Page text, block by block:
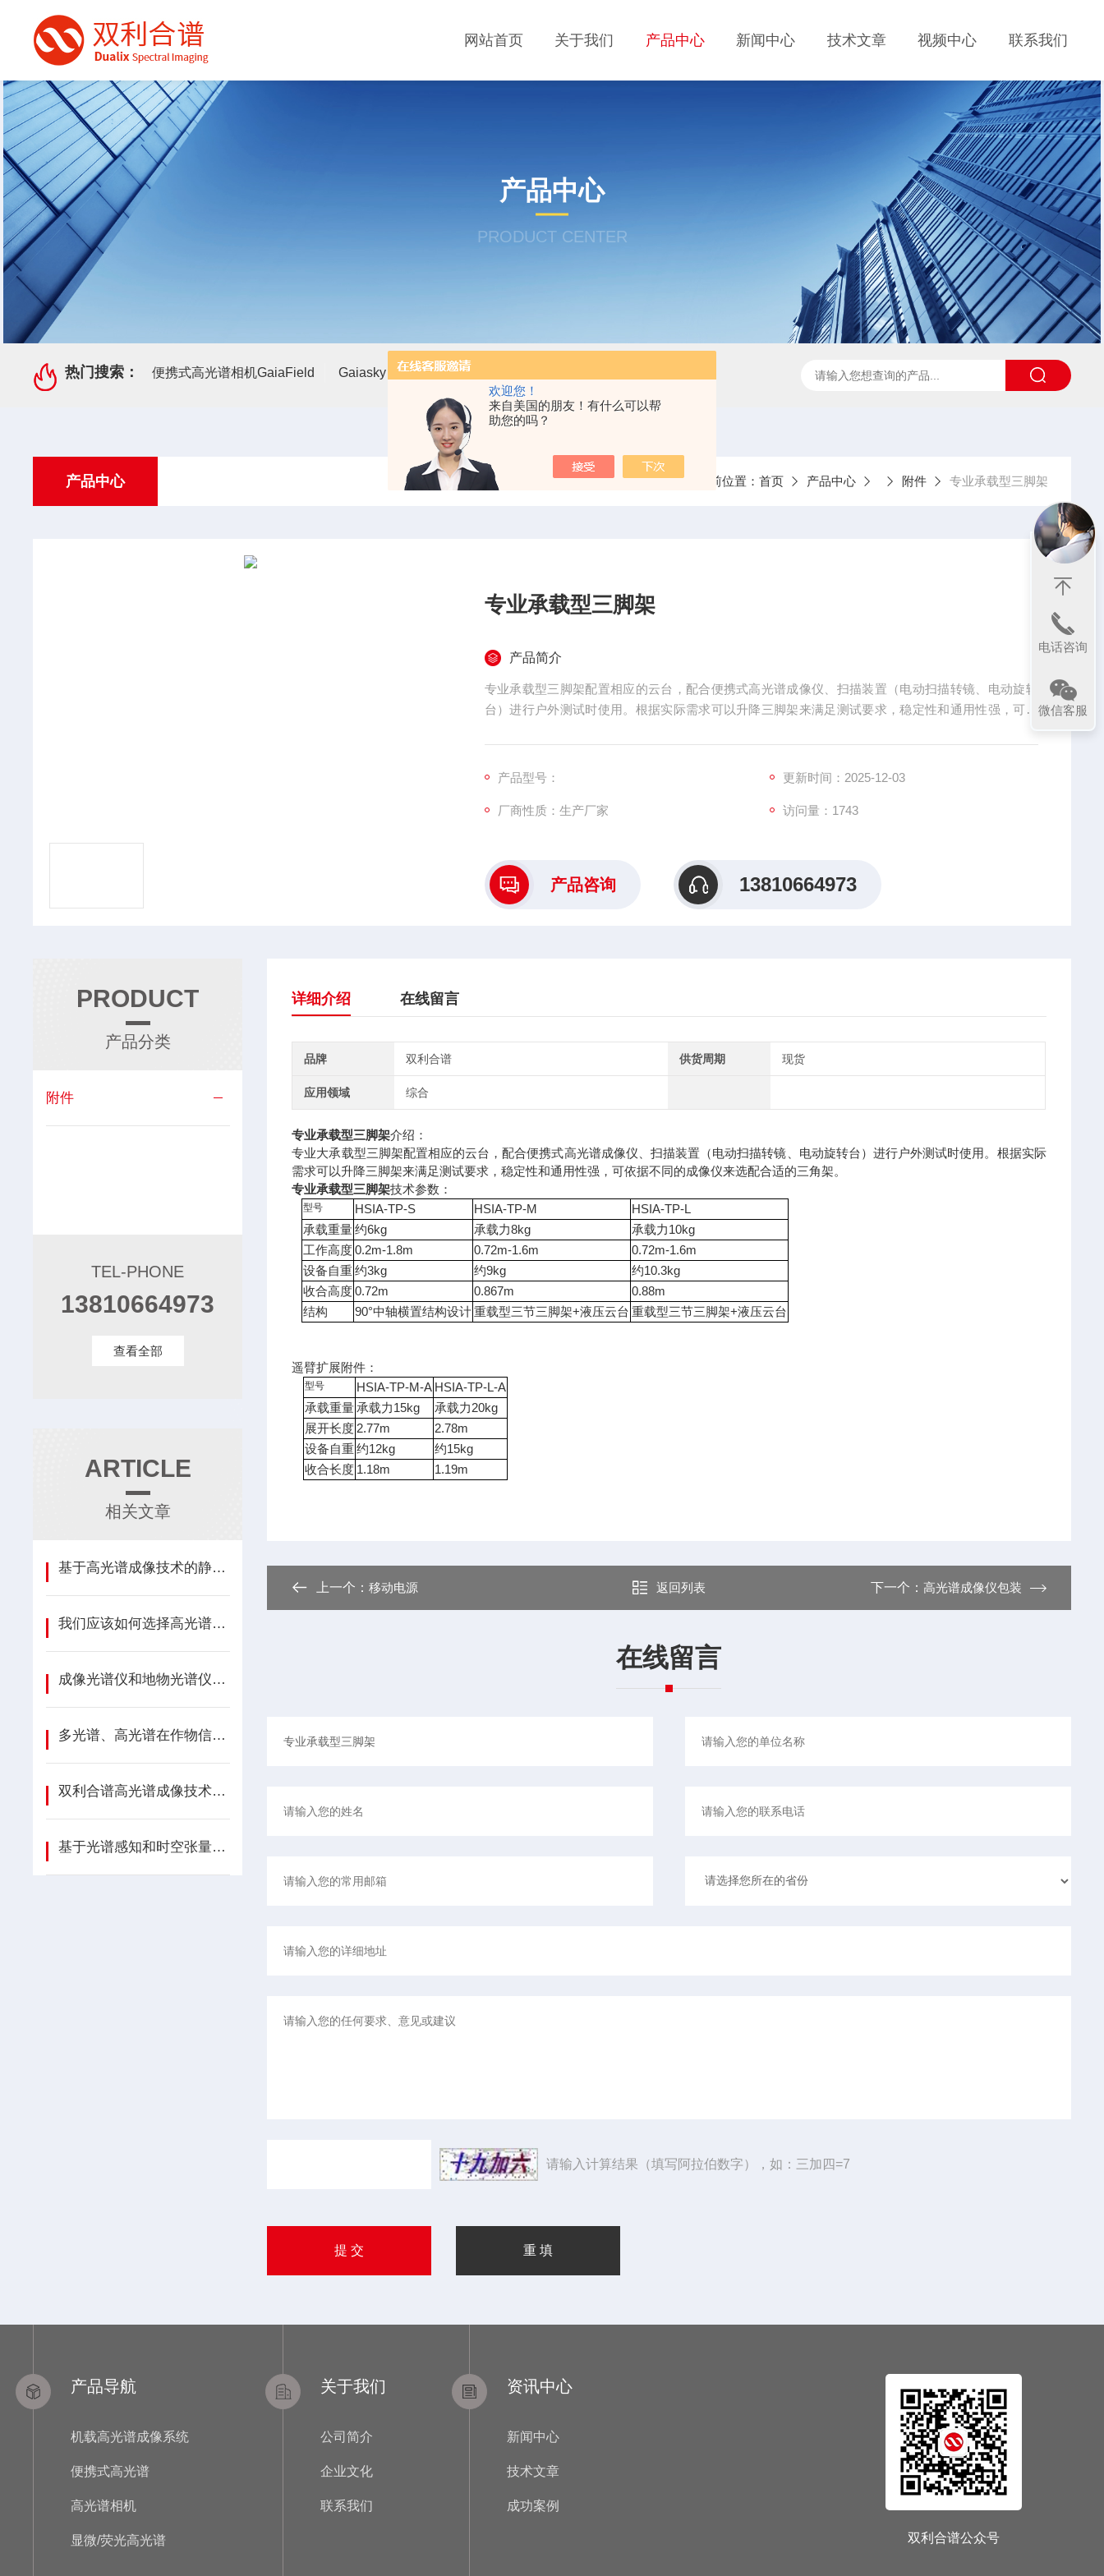
欢迎您！
来自美国的朋友！有什么可以帮
助您的吗？
网站首页 关于我们 产品中心 新闻中心 技术文章 视频中心 联系我们
产品中心
PRODUCT CENTER
热门搜索： 便携式高光谱相机GaiaField Gaiasky mini3-VN无人机载高光谱成像系统 太阳光诱导叶绿素荧光测试系统 SpecVIEW高光谱
产品中心 当前位置： 首页 产品中心 附件 专业承载型三脚架
专业承载型三脚架
产品简介
专业承载型三脚架配置相应的云台，配合便携式高光谱成像仪、扫描装置（电动扫描转镜、电动旋转
台）进行户外测试时使用。根据实际需求可以升降三脚架来满足测试要求，稳定性和通用性强，可依
产品型号： 更新时间：2025-12-03
厂商性质：生产厂家 访问量：1743
产品咨询 13810664973
PRODUCT
产品分类
附件
TEL-PHONE
13810664973
查看全部
ARTICLE
相关文章
基于高光谱成像技术的静脉识别测试试验
我们应该如何选择高光谱分选仪？
成像光谱仪和地物光谱仪在小麦冠层尺度上的对比研究
多光谱、高光谱在作物信息诊断上的应用研究
双利合谱高光谱成像技术在生物医学上的应用介绍
基于光谱感知和时空张量分解的高光谱时间序列目标检测
详细介绍 在线留言
品牌 双利合谱 供货周期 现货
应用领域 综合
专业承载型三脚架介绍：
专业大承载型三脚架配置相应的云台，配合便携式高光谱成像仪、扫描装置（电动扫描转镜、电动旋转台）进行户外测试时使用。根据实际
需求可以升降三脚架来满足测试要求，稳定性和通用性强，可依据不同的成像仪来选配合适的三角架。
专业承载型三脚架技术参数：
型号 HSIA-TP-S HSIA-TP-M
HSIA-TP-L
承载重量约6kg 承载力8kg
承载力10kg
工作高度0.2m-1.8m 0.72m-1.6m
0.72m-1.6m
设备自重约3kg 约9kg
约10.3kg
收合高度0.72m 0.867m
0.88m
结构
90°中轴横置结构设计重载型三节三脚架+液压云台 重载型三节三脚架+液压云台
遥臂扩展附件：
型号 HSIA-TP-M-A HSIA-TP-L-A
承载重量 承载力15kg
承载力20kg
展开长度 2.77m
2.78m
设备自重约12kg
约15kg
收合长度 1.18m 1.19m
上一个：移动电源 返回列表 下一个： 高光谱成像仪包装
在线留言
请输入计算结果（填写阿拉伯数字），如：三加四=7
产品导航
机载高光谱成像系统
便携式高光谱
高光谱相机
显微/荧光高光谱
关于我们
公司简介
企业文化
联系我们
资讯中心
新闻中心
技术文章
成功案例
双利合谱公众号
电话咨询
微信客服